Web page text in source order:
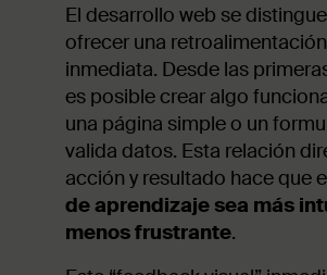
El desarrollo web se
ofrecer una
inmediata. Desde las
es posible crear algo
una página simple o un
valida datos. Esta relación
acción y resultado hace que
de aprendizaje sea más
menos frustrante.